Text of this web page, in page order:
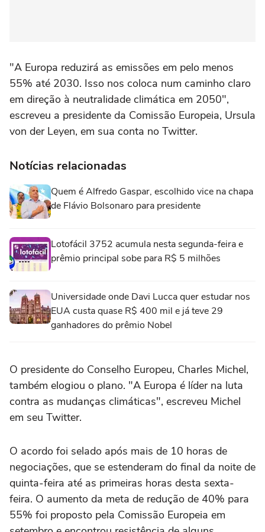
"A Europa reduzirá as emissões em pelo menos
55% até 2030. Isso nos coloca num caminho claro
em direção à neutralidade climática em 2050",
escreveu a presidente da Comissão Europeia, Ursula
von der Leyen, em sua conta no Twitter.
Notícias relacionadas
Quem é Alfredo Gaspar, escolhido vice na chapa
de Flávio Bolsonaro para presidente
Lotofácil 3752 acumula nesta segunda-feira e
prêmio principal sobe para R$ 5 milhões
Universidade onde Davi Lucca quer estudar nos
EUA custa quase R$ 400 mil e já teve 29
ganhadores do prêmio Nobel
O presidente do Conselho Europeu, Charles Michel,
também elogiou o plano. "A Europa é líder na luta
contra as mudanças climáticas", escreveu Michel
em seu Twitter.
O acordo foi selado após mais de 10 horas de
negociações, que se estenderam do final da noite de
quinta-feira até as primeiras horas desta sexta-
feira. O aumento da meta de redução de 40% para
55% foi proposto pela Comissão Europeia em